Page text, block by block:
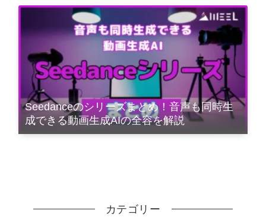
Seedanceのシリーズまとめ！音声も同時生
成できる動画生成AIの全容を解説
カテゴリー